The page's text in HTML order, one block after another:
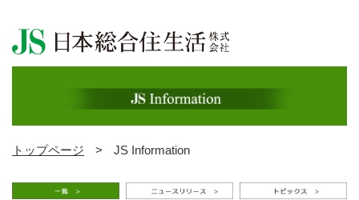
トップページ > JS Information